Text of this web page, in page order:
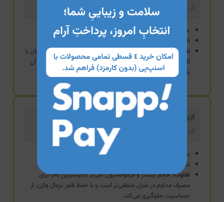
ژل لوبريكانت جمع كننده پلی ژل
حاوی لیدوکائین (بی‌حس‌کننده)
اثر جمع‌کنندگی و رایحه انار
تفاوت:برای کنترل انزال زودرس و ایجاد بی‌حسی موضعی در بانوان یا
آقایان طراحی شده است. به دلیل وجود داروی موضعی، مصرف آن
باید با احتیاط بیشتری همراه باشد.
گزینه استاندارد
ژل لوبریکانت کدکس (توت فرنگی)
بسته‌بندی تیوپی
تنظیم‌کننده pH و رطوبت‌رسان عمیق
تفاوت:حجم بیشتر و فرمولاسیون غنی‌تر (گلیسیرین بالا) برای
مصرف مداوم در منزل منطقی‌تر است و با حفظ فلور نرمال واژن، از
حساسیت جلوگیری می‌کند.